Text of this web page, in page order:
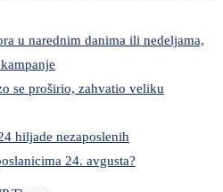
u narednim danima ili nedeljama,
se proširio, zahvatio veliku
hiljade nezaposlenih
24. avgusta?